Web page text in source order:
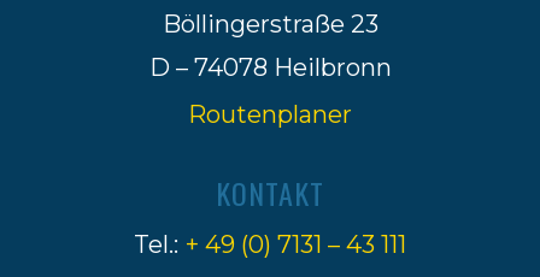
Böllingerstraße 23
D – 74078 Heilbronn
Routenplaner
KONTAKT
Tel.: + 49 (0) 7131 – 43 111